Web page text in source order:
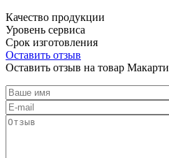
Качество продукции
Уровень сервиса
Срок изготовления
Оставить отзыв
Оставить отзыв на товар Макарти